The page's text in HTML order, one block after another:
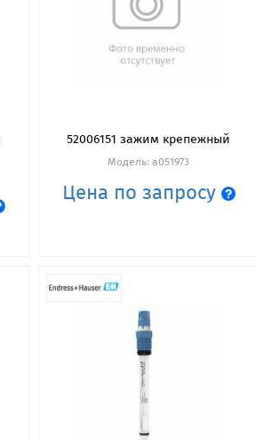
52006151 зажим крепежный
Модель: a051973
Цена по запросу